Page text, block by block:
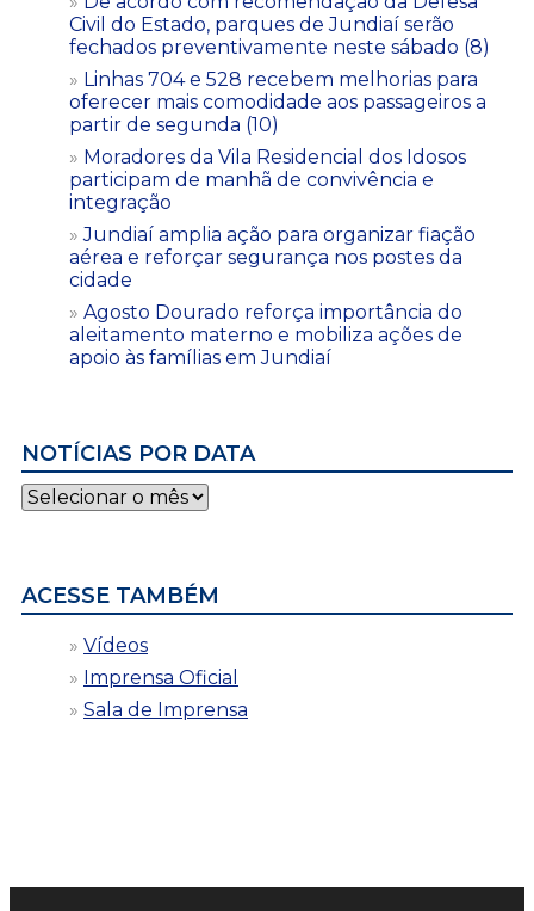
Civil do Estado, parques de Jundiaí serão
fechados preventivamente neste sábado (8)
Linhas 704 e 528 recebem melhorias para
oferecer mais comodidade aos passageiros a
partir de segunda (10)
Moradores da Vila Residencial dos Idosos
participam de manhã de convivência e
integração
Jundiaí amplia ação para organizar fiação
aérea e reforçar segurança nos postes da
cidade
Agosto Dourado reforça importância do
aleitamento materno e mobiliza ações de
apoio às famílias em Jundiaí
NOTÍCIAS POR DATA
Notícias
por
ACESSE TAMBÉM
Vídeos
Imprensa Oficial
Sala de Imprensa